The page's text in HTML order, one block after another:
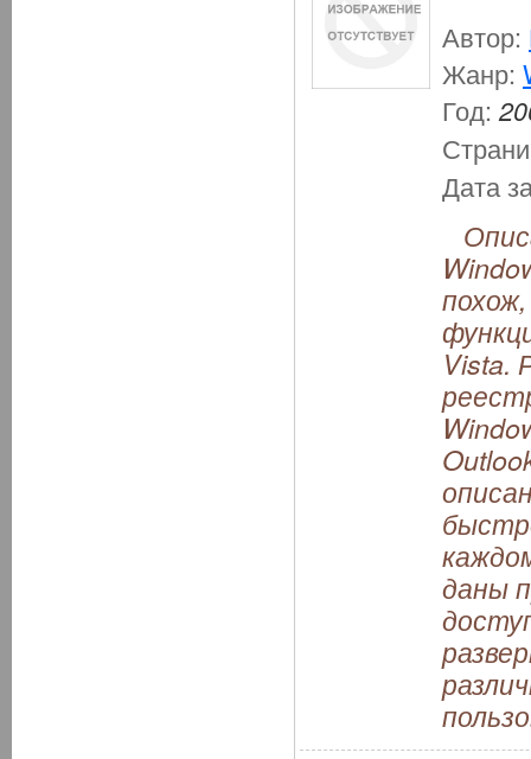
Автор:
Жанр:
Год:
Дата
Vista.
даны